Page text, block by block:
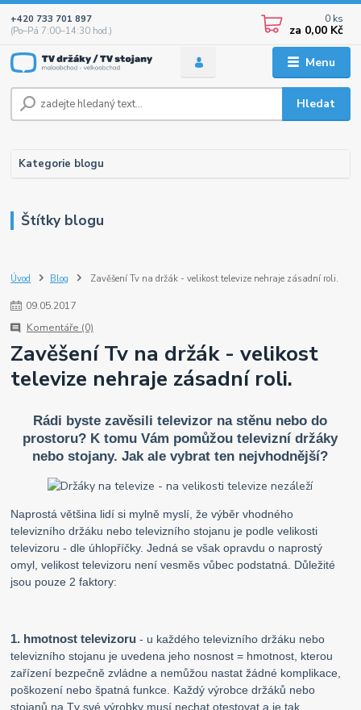
Menu
Hledat
+420 733 701 897
(Po–Pá 7:00–14:30 hod.)
0 ks
za 0,00 Kč
Kategorie blogu
Štítky blogu
Úvod Blog Zavěšení Tv na držák - velikost televize nehraje zásadní roli.
09.05.2017
Komentáře (0)
Zavěšení Tv na držák - velikost
televize nehraje zásadní roli.
Rádi byste zavěsili televizor na stěnu nebo do
prostoru? K tomu Vám pomůžou televizní držáky
nebo stojany. Jak ale vybrat ten nejvhodnější?
Naprostá většina lidí si mylně myslí, že výběr vhodného
televizního držáku nebo televizního stojanu je podle velikosti
televizoru - dle úhlopříčky. Jedná se však opravdu o naprostý
omyl, velikost televizoru není vesměs vůbec podstatná. Důležité
jsou pouze 2 faktory:
1. hmotnost televizoru - u každého televizního držáku nebo
televizního stojanu je uvedena jeho nosnost = hmotnost, kterou
zařízení bezpečně zvládne a nemůžou nastat žádné komplikace,
poškození nebo špatná funkce. Každý výrobce držáků nebo
stojanů na Tv své výrobky musí nechat otestovat a je tak